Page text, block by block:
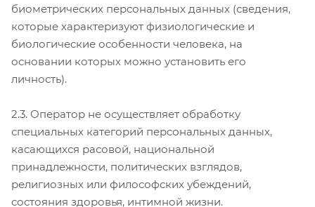
биометрических персональных данных (сведения,
которые характеризуют физиологические и
биологические особенности человека, на
основании которых можно установить его
личность).
2.3. Оператор не осуществляет обработку
специальных категорий персональных данных,
касающихся расовой, национальной
принадлежности, политических взглядов,
религиозных или философских убеждений,
состояния здоровья, интимной жизни.